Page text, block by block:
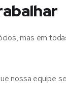
mas em
nossa equipe